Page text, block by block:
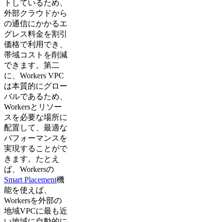
トしているため、
外部クラウドから
の通信にかかるエ
グレス料金を割引
価格で利用でき、
帯域コストを削減
できます。第二
に、Workers VPC
は本質的にグロー
バルであるため、
Workersとリソー
スを必要な場所に
配置して、最適な
パフォーマンスを
実現することがで
きます。たとえ
ば、Workersの
Smart Placement機
能を使えば、
Workersを外部の
地域VPCに最も近